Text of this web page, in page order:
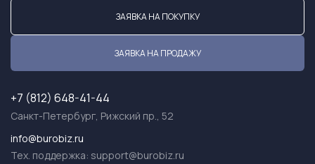
ЗАЯВКА НА ПОКУПКУ
ЗАЯВКА НА ПРОДАЖУ
+7 (812) 648-41-44
Санкт-Петербург, Рижский пр., 52
info@burobiz.ru
Тех. поддержка: support@burobiz.ru